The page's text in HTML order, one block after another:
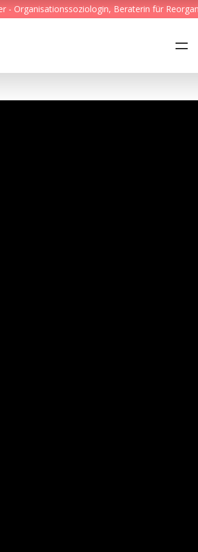
- Organisationssoziologin, Beraterin für
Minds